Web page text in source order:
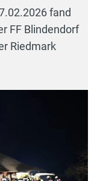
fand
FF Blindendorf
Riedmark